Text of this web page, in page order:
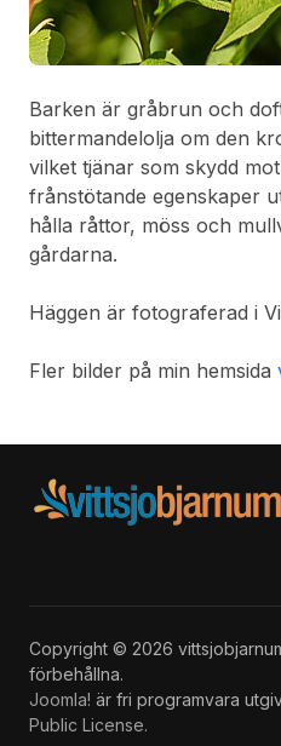
Barken är gråbrun och
bittermandelolja om den
vilket tjänar som skydd
frånstötande egenskaper
hålla råttor, möss och
gårdarna.
Häggen är fotograferad i
Fler bilder på min hemsida
Copyright © 2026
förbehållna.
Joomla! är fri programvara
Public License.